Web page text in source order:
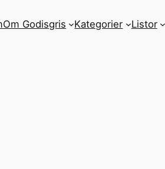
Om Godisgris Kategorier Listor